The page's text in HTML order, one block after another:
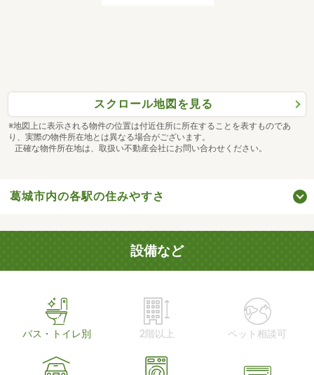
スクロール地図を見る
※地図上に表示される物件の位置は付近住所に所在することを表すものであ
り、実際の物件所在地とは異なる場合がございます。
正確な物件所在地は、取扱い不動産会社にお問い合わせください。
葛城市内の各駅の住みやすさ
設備など
バス・トイレ別 2階以上 ペット相談可